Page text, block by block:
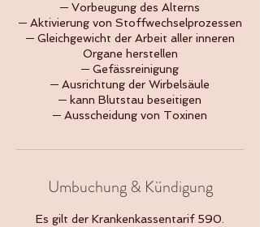
─ Vorbeugung des Alterns
─ Aktivierung von Stoffwechselprozessen
─ Gleichgewicht der Arbeit aller inneren
Organe herstellen
─ Gefässreinigung
─ Ausrichtung der Wirbelsäule
─ kann Blutstau beseitigen
─ Ausscheidung von Toxinen
Umbuchung & Kündigung
Es gilt der Krankenkassentarif 590.